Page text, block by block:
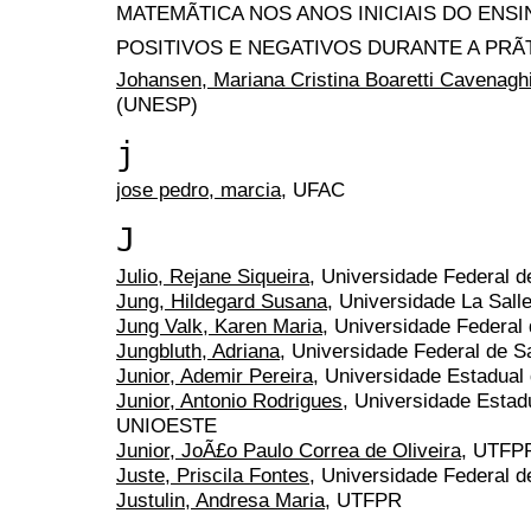
MATEMÃTICA NOS ANOS INICIAIS DO
POSITIVOS E NEGATIVOS DURANTE A
Johansen, Mariana Cristina Boaretti
(UNESP)
j
jose pedro, marcia, UFAC
J
Julio, Rejane Siqueira, Universidade Federal
Jung, Hildegard Susana, Universidade La
Jung Valk, Karen Maria, Universidade
Jungbluth, Adriana, Universidade Federal de
Junior, Ademir Pereira, Universidade Estadual
Junior, Antonio Rodrigues, Universidade
UNIOESTE
Junior, JoÃ£o Paulo Correa de Oliveira,
Juste, Priscila Fontes, Universidade Federal
Justulin, Andresa Maria, UTFPR